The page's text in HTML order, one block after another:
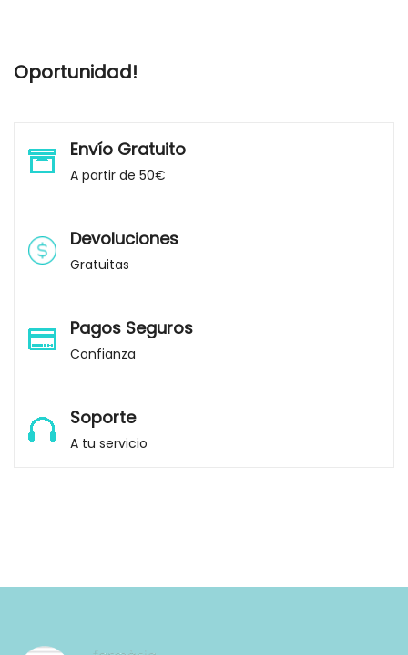
Oportunidad!
Envío Gratuito
A partir de 50€
Devoluciones
Gratuitas
Pagos Seguros
Confianza
Soporte
A tu servicio